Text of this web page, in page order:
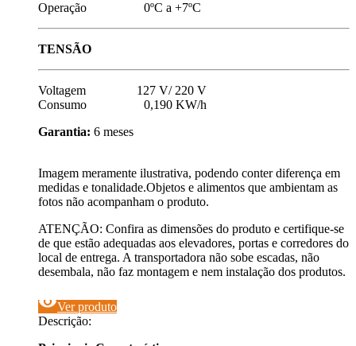
Operação 0ºC a +7ºC
TENSÃO
Voltagem 127 V/ 220 V
Consumo 0,190 KW/h
Garantia: 6 meses
Imagem meramente ilustrativa, podendo conter diferença em
medidas e tonalidade.Objetos e alimentos que ambientam as
fotos não acompanham o produto.
ATENÇÃO: Confira as dimensões do produto e certifique-se
de que estão adequadas aos elevadores, portas e corredores do
local de entrega. A transportadora não sobe escadas, não
desembala, não faz montagem e nem instalação dos produtos.
visibilityVer produto
Descrição: